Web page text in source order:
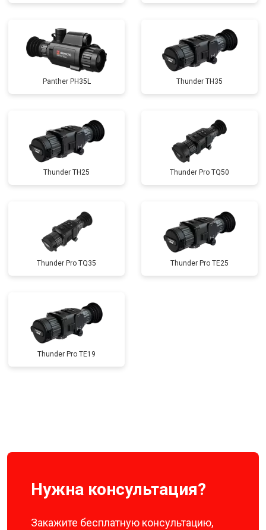
Panther PH35L Thunder TH35
Thunder TH25 Thunder Pro TQ50
Thunder Pro TQ35 Thunder Pro TE25
Thunder Pro TE19
Нужна консультация?
Закажите бесплатную консультацию,